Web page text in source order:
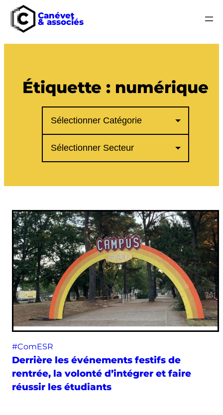
contenu
Canévet
& associés
Étiquette : numérique
#ComESR
Derrière les événements festifs de
rentrée, la volonté d’intégrer et faire
réussir les étudiants